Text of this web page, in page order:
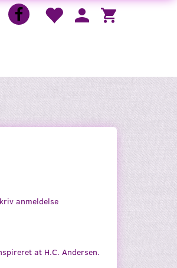
anmeldelse
at H.C. Andersen.